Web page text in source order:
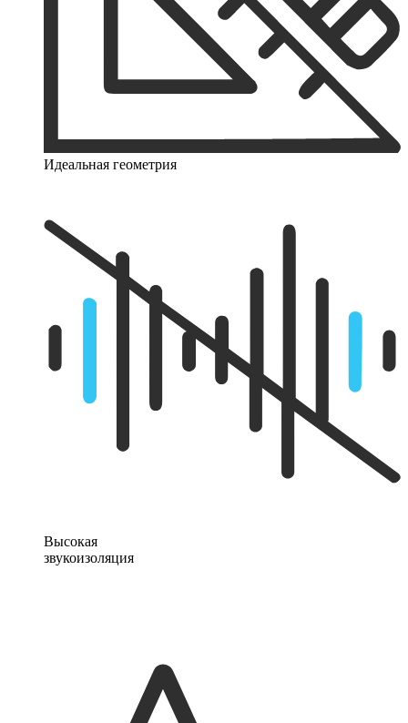
Идеальная геометрия
Высокая
звукоизоляция